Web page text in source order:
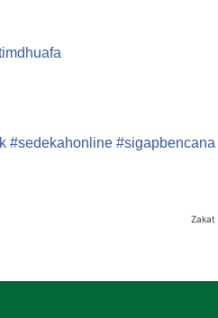
#sedekahonline #sigapbencana
Zakat